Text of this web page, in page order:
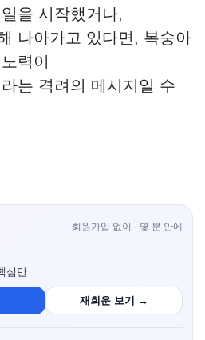
을 시작했거나,
나아가고 있다면, 복숭아
력이
는 격려의 메시지일 수
회원가입 없이 · 몇 분 안에
심만.
재회운 보기 →